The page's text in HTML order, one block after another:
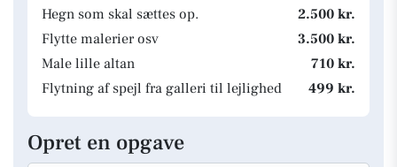
Hegn som skal sættes op.
2.500 kr.
Flytte malerier osv
3.500 kr.
Male lille altan
710 kr.
Flytning af spejl fra galleri til lejlighed
499 kr.
Opret en opgave